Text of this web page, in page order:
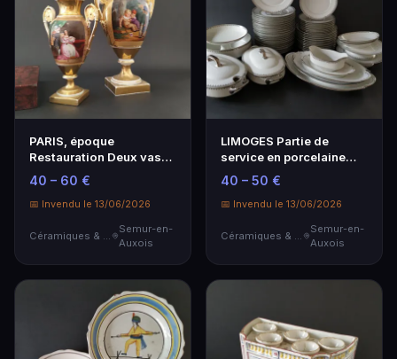
PARIS, époque
Restauration Deux vases
en porcelaine, les pri…
40 – 60 €
📅 Invendu le 13/06/2026
Céramiques & Porcelaine
Semur-en-
Auxois
LIMOGES Partie de
service en porcelaine
blanche à décor arge…
40 – 50 €
📅 Invendu le 13/06/2026
Céramiques & Porcelaine
Semur-en-
Auxois